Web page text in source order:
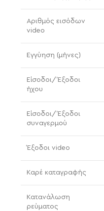
Αριθμός εισόδων
video
Εγγύηση (μήνες)
Είσοδοι/Έξοδοι
ήχου
Είσοδοι/Έξοδοι
συναγερμού
Έξοδοι video
Καρέ καταγραφής
Κατανάλωση
ρεύματος